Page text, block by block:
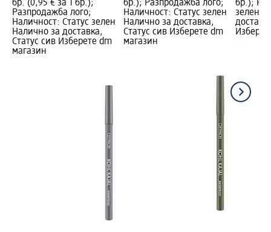
бр. (0,95 € за 1 бр.);
Разпродажба лого;
Наличност: Статус зелен
Налично за доставка,
Статус сив Изберете dm
магазин
бр.); Разпродажба лого;
Наличност: Статус зелен
Налично за доставка,
Статус сив Изберете dm
магазин
бр.);
зелен